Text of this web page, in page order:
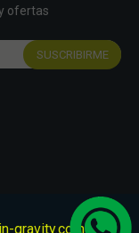
ofertas
gravity.com